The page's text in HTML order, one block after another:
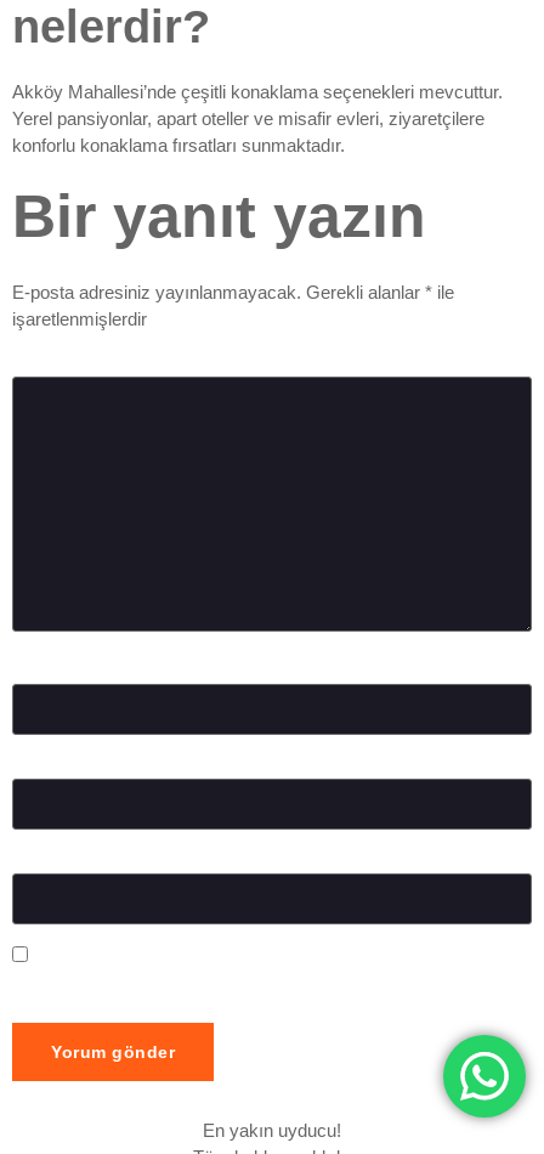
nelerdir?
Akköy Mahallesi’nde çeşitli konaklama seçenekleri mevcuttur.
Yerel pansiyonlar, apart oteller ve misafir evleri, ziyaretçilere
konforlu konaklama fırsatları sunmaktadır.
Bir yanıt yazın
E-posta adresiniz yayınlanmayacak. Gerekli alanlar * ile
işaretlenmişlerdir
En yakın uyducu!